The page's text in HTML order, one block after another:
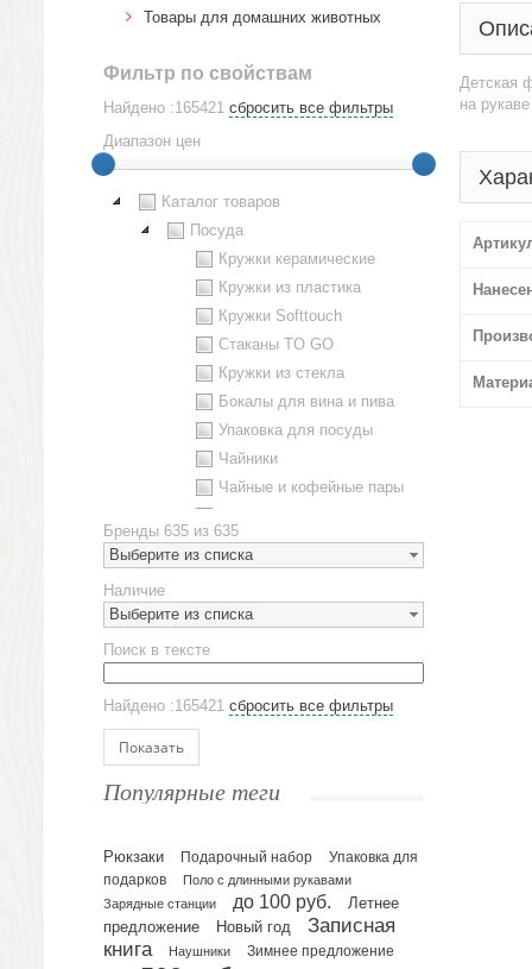
Детская
на
Товары для домашних животных
Фильтр по свойствам
Найдено :165421 сбросить все фильтры
Диапазон цен
Каталог товаров
Посуда
Кружки керамические
Кружки из пластика
Кружки Softtouch
Стаканы TO GO
Кружки из стекла
Бокалы для вина и пива
Упаковка для посуды
Чайники
Чайные и кофейные пары
Наборы посуды
Предметы сервировки
Стаканы
Эко кружки
ЕВРОПОСУДА
Аксессуары
Ежедневники и блокноты
Датированные ежедневники
Планинги и телефонные книжки
Планинги датированные
Планинги недатированные
Телефонные книжки
Бренды 635 из 635
Выберите из списка
Наличие
Выберите из списка
Поиск в тексте
Найдено :165421 сбросить все фильтры
Показать
Популярные теги
Рюкзаки Подарочный набор
Упаковка для
подарков
Поло с длинными рукавами
Зарядные станции
до 100 руб.
Летнее
предложение
Новый год
Записная
книга
Наушники Зимнее предложение